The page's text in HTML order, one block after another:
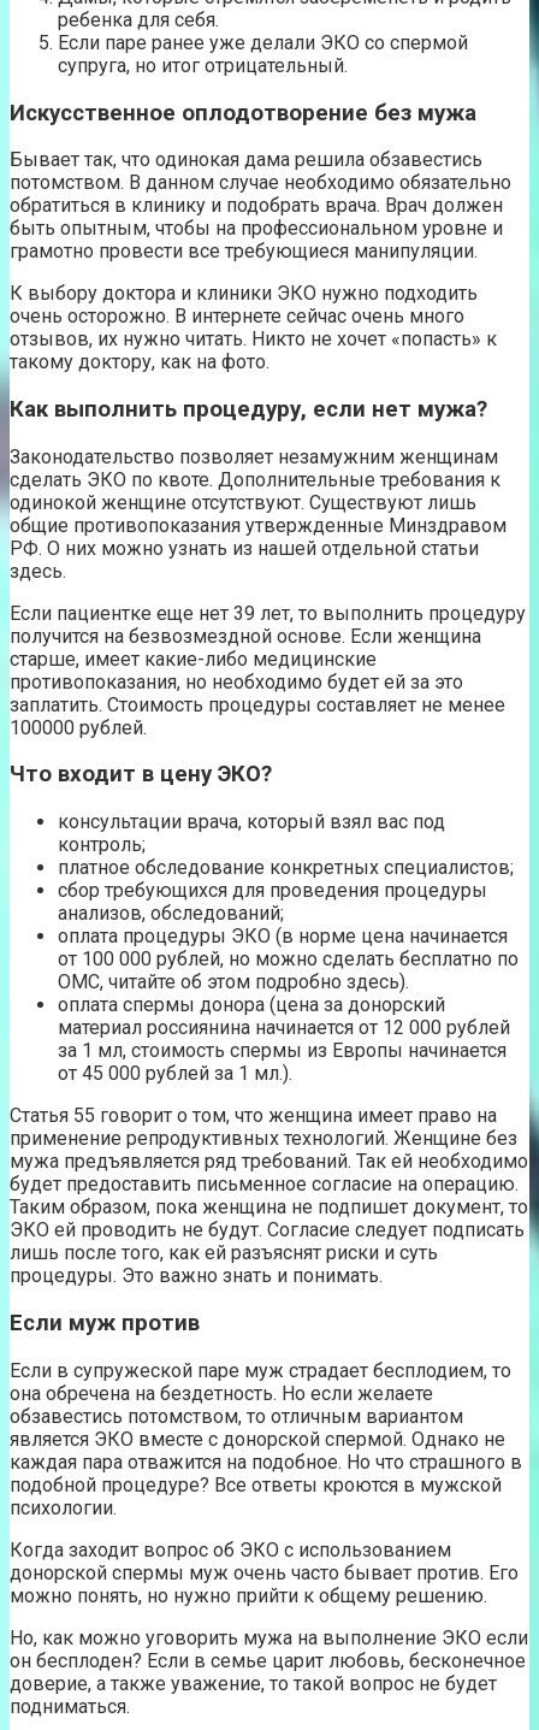
ребенка для себя.
Если паре ранее уже делали ЭКО со спермой
супруга, но итог отрицательный.
Искусственное оплодотворение без мужа
Бывает так, что одинокая дама решила обзавестись
потомством. В данном случае необходимо обязательно
обратиться в клинику и подобрать врача. Врач должен
быть опытным, чтобы на профессиональном уровне и
грамотно провести все требующиеся манипуляции.
К выбору доктора и клиники ЭКО нужно подходить
очень осторожно. В интернете сейчас очень много
отзывов, их нужно читать. Никто не хочет «попасть» к
такому доктору, как на фото.
Как выполнить процедуру, если нет мужа?
Законодательство позволяет незамужним женщинам
сделать ЭКО по квоте. Дополнительные требования к
одинокой женщине отсутствуют. Существуют лишь
общие противопоказания утвержденные Минздравом
РФ. О них можно узнать из нашей отдельной статьи
здесь.
Если пациентке еще нет 39 лет, то выполнить процедуру
получится на безвозмездной основе. Если женщина
старше, имеет какие-либо медицинские
противопоказания, но необходимо будет ей за это
заплатить. Стоимость процедуры составляет не менее
100000 рублей.
Что входит в цену ЭКО?
консультации врача, который взял вас под
контроль;
платное обследование конкретных специалистов;
сбор требующихся для проведения процедуры
анализов, обследований;
оплата процедуры ЭКО (в норме цена начинается
от 100 000 рублей, но можно сделать бесплатно по
ОМС, читайте об этом подробно здесь).
оплата спермы донора (цена за донорский
материал россиянина начинается от 12 000 рублей
за 1 мл, стоимость спермы из Европы начинается
от 45 000 рублей за 1 мл.).
Статья 55 говорит о том, что женщина имеет право на
применение репродуктивных технологий. Женщине без
мужа предъявляется ряд требований. Так ей необходимо
будет предоставить письменное согласие на операцию.
Таким образом, пока женщина не подпишет документ, то
ЭКО ей проводить не будут. Согласие следует подписать
лишь после того, как ей разъяснят риски и суть
процедуры. Это важно знать и понимать.
Если муж против
Если в супружеской паре муж страдает бесплодием, то
она обречена на бездетность. Но если желаете
обзавестись потомством, то отличным вариантом
является ЭКО вместе с донорской спермой. Однако не
каждая пара отважится на подобное. Но что страшного в
подобной процедуре? Все ответы кроются в мужской
психологии.
Когда заходит вопрос об ЭКО с использованием
донорской спермы муж очень часто бывает против. Его
можно понять, но нужно прийти к общему решению.
Но, как можно уговорить мужа на выполнение ЭКО если
он бесплоден? Если в семье царит любовь, бесконечное
доверие, а также уважение, то такой вопрос не будет
подниматься.